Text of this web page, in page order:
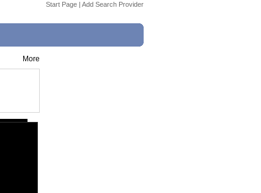
Start Page | Add Search Provider
More